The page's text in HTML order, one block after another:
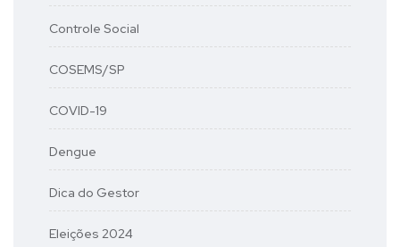
Controle Social
COSEMS/SP
COVID-19
Dengue
Dica do Gestor
Eleições 2024